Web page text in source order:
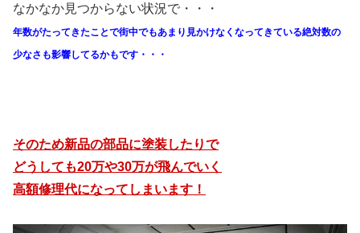
なかなか見つからない状況で・・・
年数がたってきたことで街中でもあまり見かけなくなってきている絶対数の
少なさも影響してるかもです・・・
そのため新品の部品に塗装したりで
どうしても20万や30万が飛んでいく
高額修理代になってしまいます！